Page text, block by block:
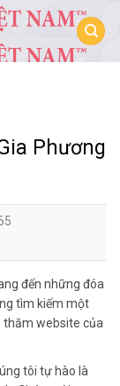
Phương
đến những đóa
tìm kiếm một
thăm website của
tôi tự hào là